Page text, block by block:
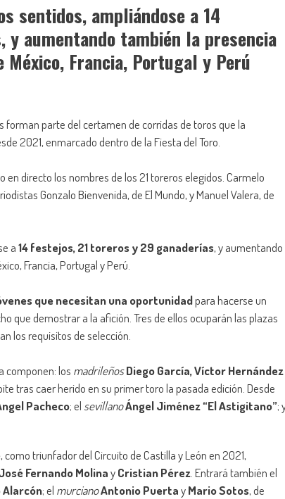
sentidos, ampliándose a 14
aumentando también la presencia
Francia, Portugal y Perú
forman parte del certamen de corridas de toros que la
2021, enmarcado dentro de la Fiesta del Toro.
en directo los nombres de los 21 toreros elegidos. Carmelo
Gonzalo Bienvenida, de El Mundo, y Manuel Valera, de
a14 festejos, 21 toreros y 29 ganaderías, y aumentando
Francia, Portugal y Perú.
que necesitan una oportunidadpara hacerse un
que demostrar a la afición. Tres de ellos ocuparán las plazas
los requisitos de selección.
componen: los madrileñosDiego García, Víctor Hernández
tras caer herido en su primer toro la pasada edición. Desde
Pacheco; el sevillanoÁngel Jiménez “El Astigitano”;
, como triunfador del Circuito de Castilla y León en 2021,
Fernando MolinayCristian Pérez . Entrará también el
Alarcón; el murcianoAntonio PuertayMario Sotos, de